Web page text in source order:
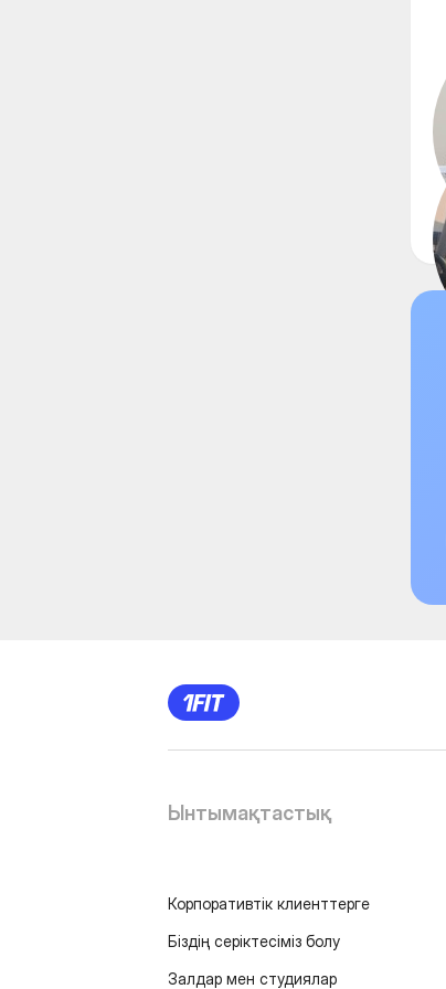
Ынтымақтастық
Корпоративтік клиенттерге
Біздің серіктесіміз болу
Залдар мен студиялар